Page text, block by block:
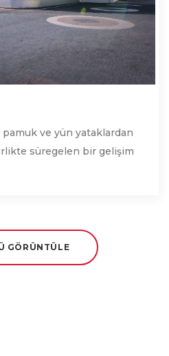
ve yün yataklardan
süregelen bir gelişim
GÖRÜNTÜLE